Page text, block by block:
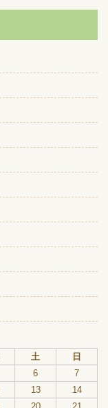
土
日
6
7
13
14